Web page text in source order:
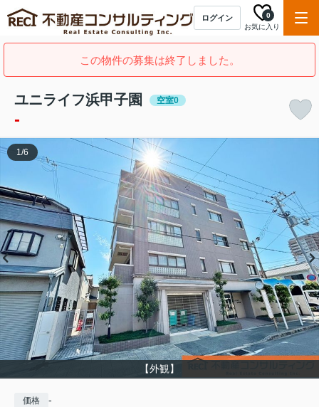
ログイン
お気に入り
0
この物件の募集は終了しました。
ユニライフ浜甲子園 空室0
-
【外観】
1/6
価格 -